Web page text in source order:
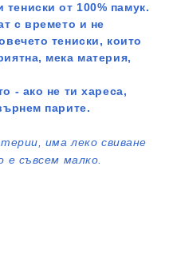
тениски от 100% памук.
с времето и не
тениски, които
мека материя,
- ако не ти хареса,
парите.
има леко свиване
е съвсем малко.